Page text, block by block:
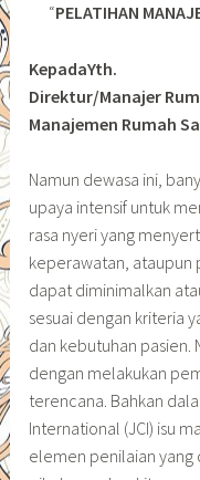
“PELATIHAN
KepadaYth.
Direktur/Manajer
Manajemen Rumah
Namun dewasa ini,
upaya intensif untuk
rasa nyeri yang
keperawatan, ataupun
dapat diminimalkan
sesuai dengan kriteria
dan kebutuhan pasien.
dengan melakukan
terencana. Bahkan
International (JCI) isu
elemen penilaian yang